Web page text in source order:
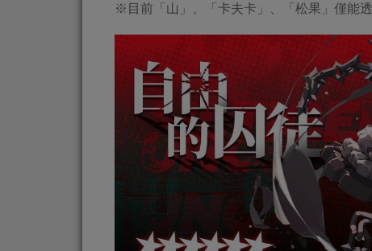
※目前「山」、「卡夫卡」、「松果」僅能